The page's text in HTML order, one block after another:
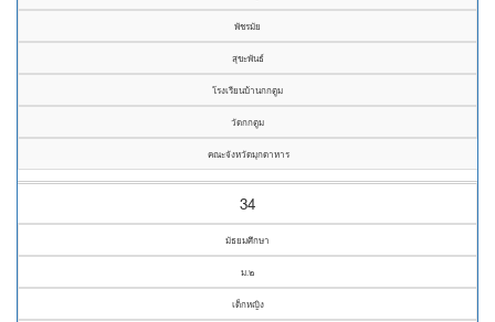
พัชรมัย
สุขะพันธ์
โรงเรียนบ้านกกตูม
วัดกกตูม
คณะจังหวัดมุกดาหาร
34
มัธยมศึกษา
ม.๒
เด็กหญิง